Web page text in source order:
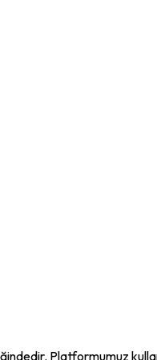
Platformumuz